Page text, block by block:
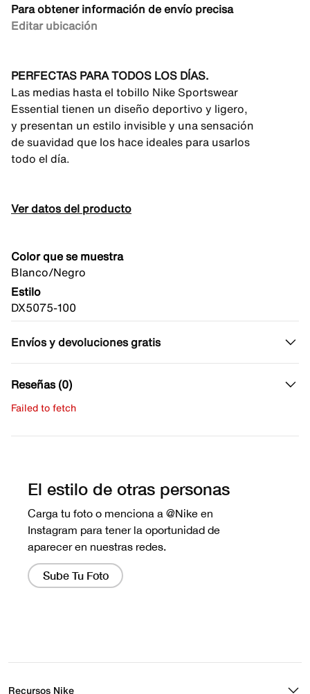
Para obtener información de envío precisa
Editar ubicación
PERFECTAS PARA TODOS LOS DÍAS.
Las medias hasta el tobillo Nike Sportswear
Essential tienen un diseño deportivo y ligero,
y presentan un estilo invisible y una sensación
de suavidad que los hace ideales para usarlos
todo el día.
Ver datos del producto
Color que se muestra
Blanco/Negro
Estilo
DX5075-100
Envíos y devoluciones gratis
Reseñas (0)
Failed to fetch
Recursos Nike